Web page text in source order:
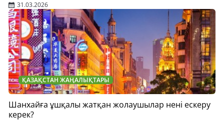
31.03.2026
ҚАЗАҚСТАН ЖАҢАЛЫҚТАРЫ
Шанхайға ұшқалы жатқан жолаушылар нені ескеру
керек?